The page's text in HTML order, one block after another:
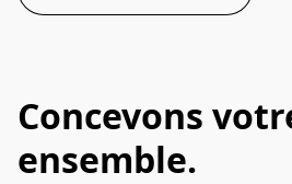
Concevons
ensemble.